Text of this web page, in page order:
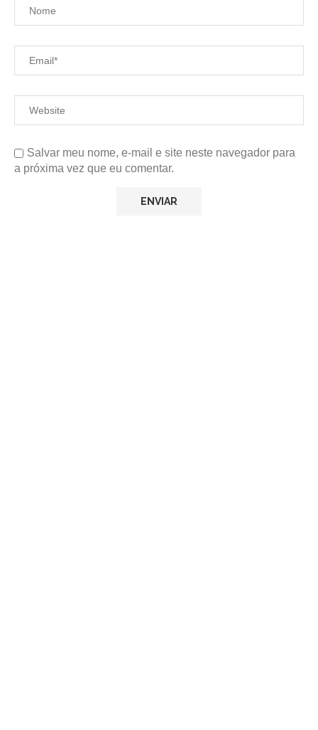
Salvar meu nome, e-mail e site neste navegador para
a próxima vez que eu comentar.